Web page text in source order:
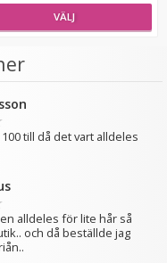
remy nagelslingor
★
VÄLJ
till då det vart alldeles
alldeles för lite hår så
och då beställde jag